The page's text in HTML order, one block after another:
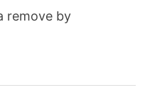
remove by